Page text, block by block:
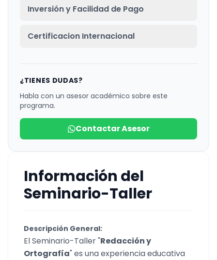
Información del
Seminario-Taller
Descripción General:
El Seminario-Taller "Redacción y
Ortografía" es una experiencia educativa
Inversión y Facilidad de Pago
Certificacion Internacional
¿TIENES DUDAS?
Habla con un asesor académico sobre este
programa.
Contactar Asesor